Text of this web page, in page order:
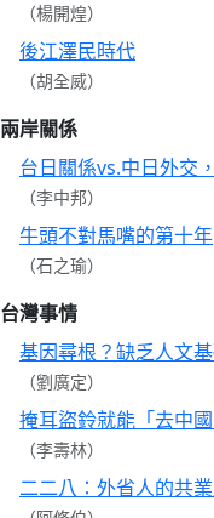
（楊開煌）
後江澤民時代
（胡全威）
兩岸關係
台日關係vs.中日外交
（李中邦）
牛頭不對馬嘴的第十年
（石之瑜）
台灣事情
基因尋根？缺乏人文
（劉廣定）
掩耳盜鈴就能「去中
（李壽林）
二二八：外省人的共